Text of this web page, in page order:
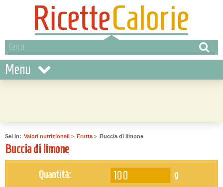
Menu
Sei in: Valori nutrizionali > Frutta > Buccia di limone
Buccia di limone
Quantità: g